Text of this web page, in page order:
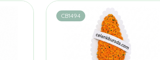
CB1494